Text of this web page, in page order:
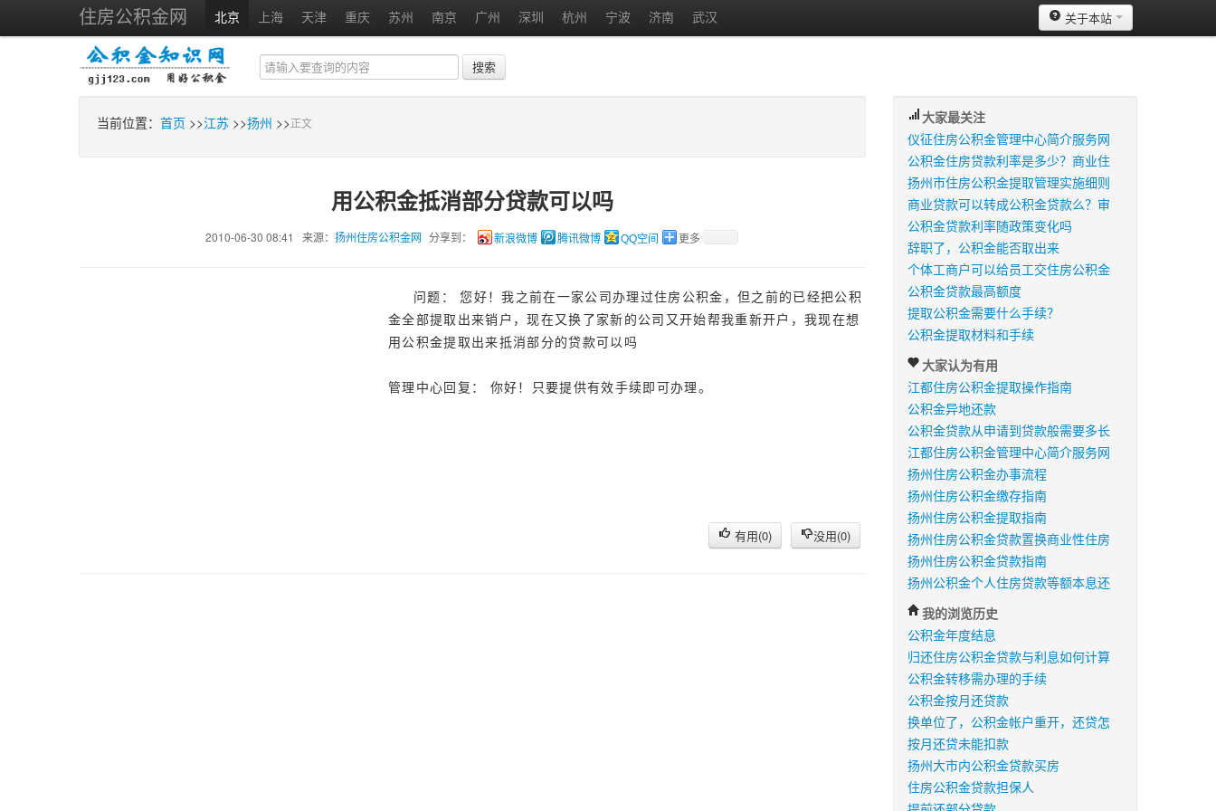
住房公积金网 关于本站
北京 上海 天津 重庆 苏州 南京 广州 深圳 杭州 宁波 济南 武汉
搜索
当前位置： 首页 >>江苏 >>扬州 >>正文
用公积金抵消部分贷款可以吗
2010-06-30 08:41 来源：扬州住房公积金网 分享到： 新浪微博 腾讯微博 QQ空间 更多
问题： 您好！我之前在一家公司办理过住房公积金，但之前的已经把公积
金全部提取出来销户，现在又换了家新的公司又开始帮我重新开户，我现在想
用公积金提取出来抵消部分的贷款可以吗
管理中心回复： 你好！只要提供有效手续即可办理。
有用(0) 没用(0)
大家最关注
仪征住房公积金管理中心简介服务网
公积金住房贷款利率是多少？商业住
扬州市住房公积金提取管理实施细则
商业贷款可以转成公积金贷款么？审
公积金贷款利率随政策变化吗
辞职了，公积金能否取出来
个体工商户可以给员工交住房公积金
公积金贷款最高额度
提取公积金需要什么手续？
公积金提取材料和手续
大家认为有用
江都住房公积金提取操作指南
公积金异地还款
公积金贷款从申请到贷款般需要多长
江都住房公积金管理中心简介服务网
扬州住房公积金办事流程
扬州住房公积金缴存指南
扬州住房公积金提取指南
扬州住房公积金贷款置换商业性住房
扬州住房公积金贷款指南
扬州公积金个人住房贷款等额本息还
我的浏览历史
公积金年度结息
归还住房公积金贷款与利息如何计算
公积金转移需办理的手续
公积金按月还贷款
换单位了，公积金帐户重开，还贷怎
按月还贷未能扣款
扬州大市内公积金贷款买房
住房公积金贷款担保人